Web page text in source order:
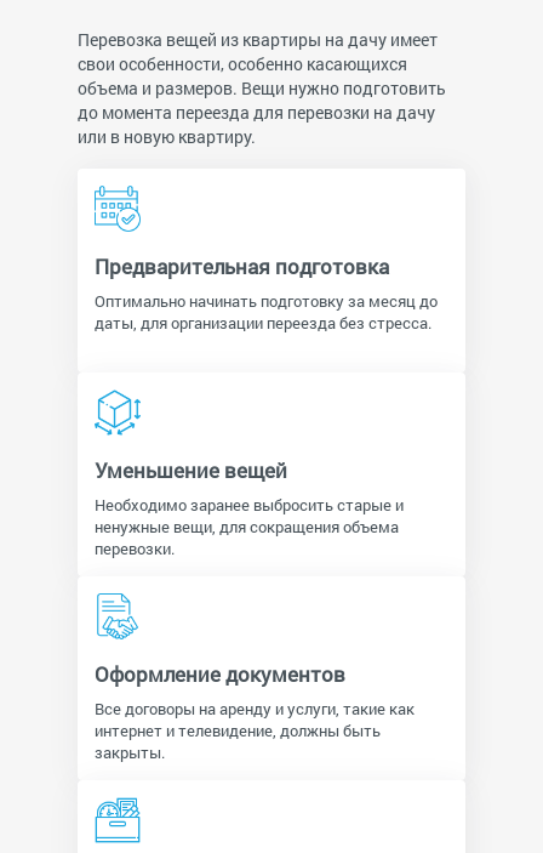
Перевозка вещей из квартиры на дачу имеет
свои особенности, особенно касающихся
объема и размеров. Вещи нужно подготовить
до момента переезда для перевозки на дачу
или в новую квартиру.
Предварительная подготовка
Оптимально начинать подготовку за месяц до
даты, для организации переезда без стресса.
Уменьшение вещей
Необходимо заранее выбросить старые и
ненужные вещи, для сокращения объема
перевозки.
Оформление документов
Все договоры на аренду и услуги, такие как
интернет и телевидение, должны быть
закрыты.